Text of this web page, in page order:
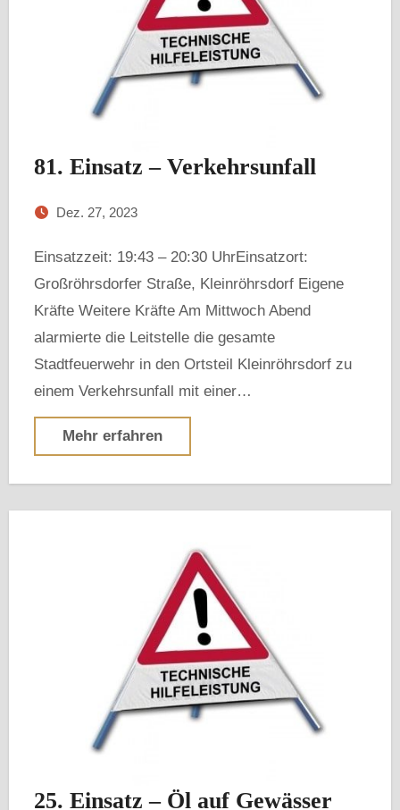
81. Einsatz – Verkehrsunfall
Dez. 27, 2023
Einsatzzeit: 19:43 – 20:30 UhrEinsatzort:
Großröhrsdorfer Straße, Kleinröhrsdorf Eigene
Kräfte Weitere Kräfte Am Mittwoch Abend
alarmierte die Leitstelle die gesamte
Stadtfeuerwehr in den Ortsteil Kleinröhrsdorf zu
einem Verkehrsunfall mit einer…
Mehr erfahren
25. Einsatz – Öl auf Gewässer